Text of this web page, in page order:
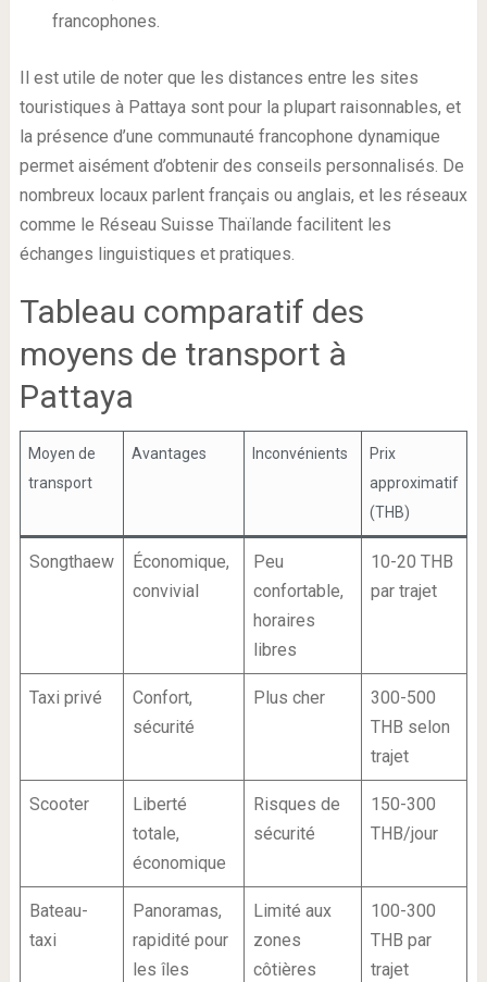
francophones.
Il est utile de noter que les distances entre les sites
touristiques à Pattaya sont pour la plupart raisonnables, et
la présence d’une communauté francophone dynamique
permet aisément d’obtenir des conseils personnalisés. De
nombreux locaux parlent français ou anglais, et les réseaux
comme le Réseau Suisse Thaïlande facilitent les
échanges linguistiques et pratiques.
Tableau comparatif des
moyens de transport à
Pattaya
Moyen de
transport
Avantages Inconvénients
Prix
approximatif
(THB)
Songthaew
Économique,
convivial
Peu
confortable,
horaires
libres
10-20 THB
par trajet
Taxi privé
Confort,
sécurité
Plus cher
300-500
THB selon
trajet
Scooter
Liberté
totale,
économique
Risques de
sécurité
150-300
THB/jour
Bateau-
taxi
Panoramas,
rapidité pour
les îles
Limité aux
zones
côtières
100-300
THB par
trajet